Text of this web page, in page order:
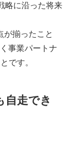
略に沿った将来
が揃ったこと
事業パートナ
です。
自走でき